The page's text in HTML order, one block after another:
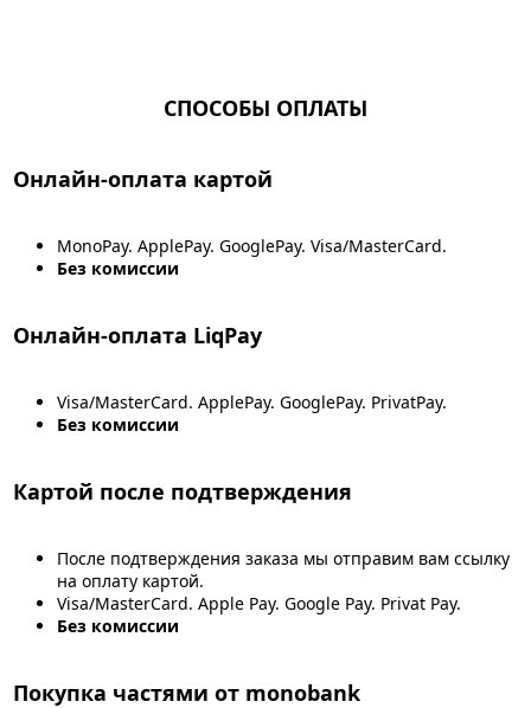
СПОСОБЫ ОПЛАТЫ
Онлайн-оплата картой
MonoPay. ApplePay. GooglePay. Visa/MasterCard.
Без комиссии
Онлайн-оплата LiqPay
Visa/MasterCard. ApplePay. GooglePay. PrivatPay.
Без комиссии
Картой после подтверждения
После подтверждения заказа мы отправим вам ссылку
на оплату картой.
Visa/MasterCard. Apple Pay. Google Pay. Privat Pay.
Без комиссии
Покупка частями от monobank